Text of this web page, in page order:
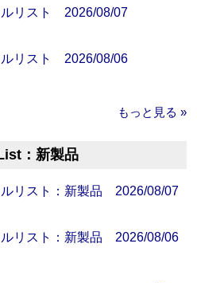
ルリスト 2026/08/07
ルリスト 2026/08/06
もっと見る »
：新製品
リスト：新製品 2026/08/07
リスト：新製品 2026/08/06